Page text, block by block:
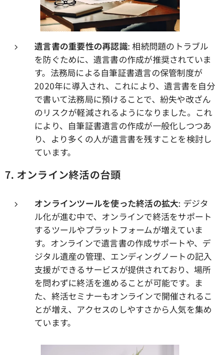
遺言書の重要性の再認識: 相続問題のトラブル
を防ぐために、遺言書の作成が推奨されていま
す。法務局による自筆証書遺言の保管制度が
2020年に導入され、これにより、遺言書を自分
で書いて法務局に預けることで、紛失や改ざん
のリスクが軽減されるようになりました。これ
により、自筆証書遺言の作成が一般化しつつあ
り、より多くの人が遺言書を残すことを検討し
ています。
7. オンライン終活の台頭
オンラインツールを使った終活の拡大: デジタ
ル化が進む中で、オンラインで終活をサポート
するツールやプラットフォームが増えていま
す。オンラインで遺言書の作成サポートや、デ
ジタル遺産の管理、エンディングノートの記入
支援ができるサービスが提供されており、場所
を問わずに終活を進めることが可能です。ま
た、終活セミナーもオンラインで開催されるこ
とが増え、アクセスのしやすさから人気を集め
ています。